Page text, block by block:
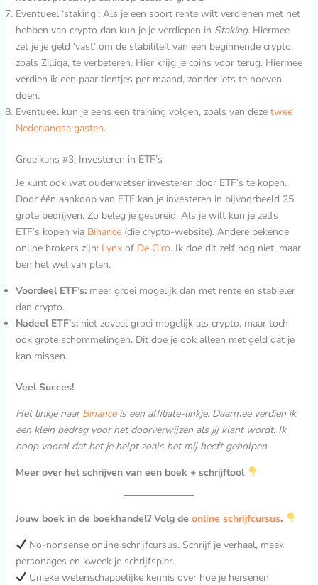
Eventueel ‘staking’: Als je een soort rente wilt verdienen met het
hebben van crypto dan kun je je verdiepen in Staking. Hiermee
zet je je geld ‘vast’ om de stabiliteit van een beginnende crypto,
zoals Zilliqa, te verbeteren. Hier krijg je coins voor terug. Hiermee
verdien ik een paar tientjes per maand, zonder iets te hoeven
doen.
Eventueel kun je eens een training volgen, zoals van deze twee
Nederlandse gasten.
Groeikans #3: Investeren in ETF’s
Je kunt ook wat ouderwetser investeren door ETF’s te kopen.
Door één aankoop van ETF kan je investeren in bijvoorbeeld 25
grote bedrijven. Zo beleg je gespreid. Als je wilt kun je zelfs
ETF’s kopen via Binance(die crypto-website). Andere bekende
online brokers zijn: Lynxof De Giro. Ik doe dit zelf nog niet, maar
ben het wel van plan.
Voordeel ETF’s:meer groei mogelijk dan met rente en stabieler
dan crypto.
Nadeel ETF’s:niet zoveel groei mogelijk als crypto, maar toch
ook grote schommelingen. Dit doe je ook alleen met geld dat je
kan missen.
Veel Succes!
Het linkje naarBinance is een affiliate-linkje. Daarmee verdien ik
een klein bedrag voor het doorverwijzen als jij klant wordt. Ik
hoop vooral dat het je helpt zoals het mij heeft geholpen
Meer over het schrijven van een boek + schrijftool
Jouw boek in de boekhandel? Volg de online schrijfcursus.
No-nonsense online schrijfcursus. Schrijf je verhaal, maak
personages en kweek je schrijfspier.
Unieke wetenschappelijke kennis over hoe je hersenen